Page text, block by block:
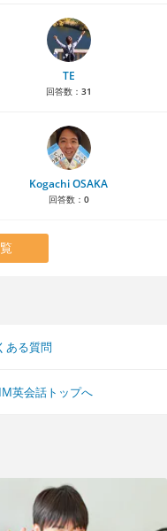
TE
回答数： 31
Kogachi OSAKA
回答数： 0
ある質問
英会話トップへ